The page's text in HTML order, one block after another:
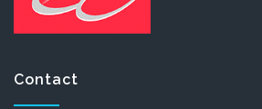
Contact